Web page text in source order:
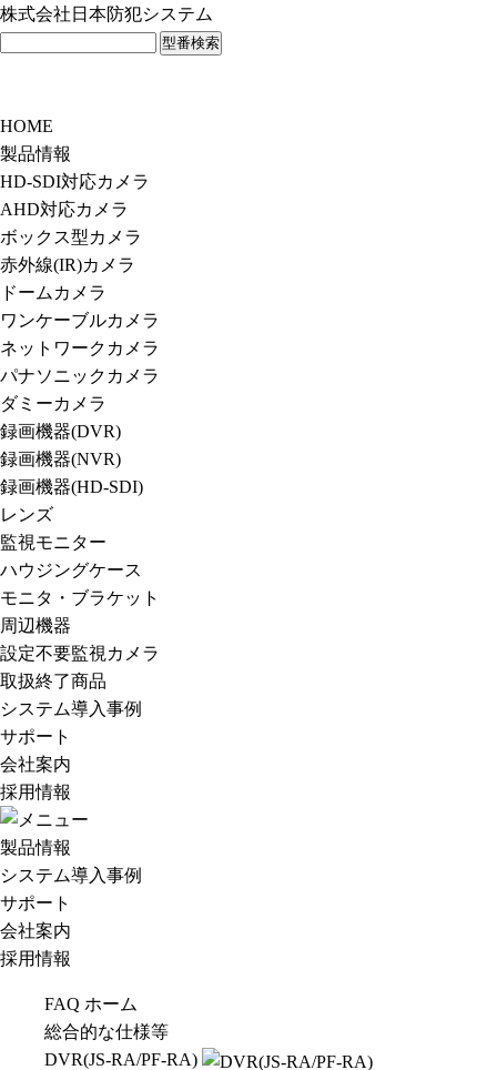
株式会社日本防犯システム
HOME
製品情報
HD-SDI対応カメラ
AHD対応カメラ
ボックス型カメラ
赤外線(IR)カメラ
ドームカメラ
ワンケーブルカメラ
ネットワークカメラ
パナソニックカメラ
ダミーカメラ
録画機器(DVR)
録画機器(NVR)
録画機器(HD-SDI)
レンズ
監視モニター
ハウジングケース
モニタ・ブラケット
周辺機器
設定不要監視カメラ
取扱終了商品
システム導入事例
サポート
会社案内
採用情報
製品情報
システム導入事例
サポート
会社案内
採用情報
FAQ ホーム
総合的な仕様等
DVR(JS-RA/PF-RA)